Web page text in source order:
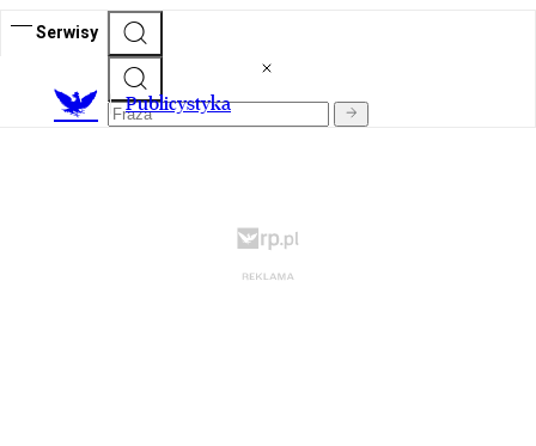
Serwisy
Publicystyka